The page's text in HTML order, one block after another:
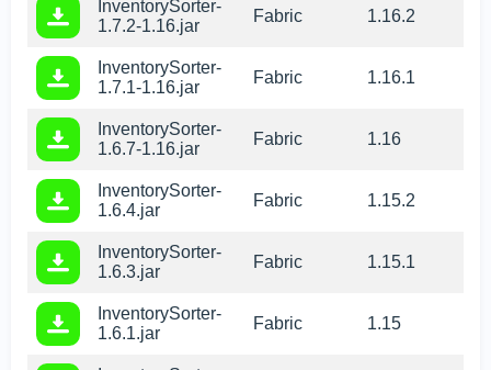
InventorySorter-
1.7.2-1.16.jar
Fabric 1.16.2
InventorySorter-
1.7.1-1.16.jar
Fabric 1.16.1
InventorySorter-
1.6.7-1.16.jar
Fabric 1.16
InventorySorter-
1.6.4.jar
Fabric 1.15.2
InventorySorter-
1.6.3.jar
Fabric 1.15.1
InventorySorter-
1.6.1.jar
Fabric 1.15